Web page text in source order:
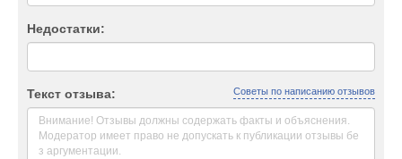
Недостатки:
Текст отзыва: Советы по написанию отзывов